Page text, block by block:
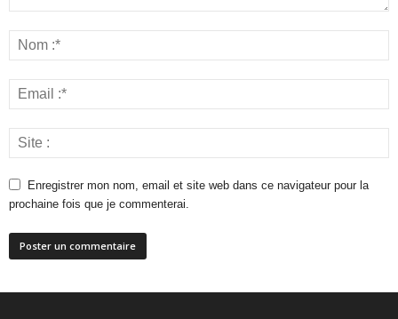
Enregistrer mon nom, email et site web dans ce navigateur pour la
prochaine fois que je commenterai.